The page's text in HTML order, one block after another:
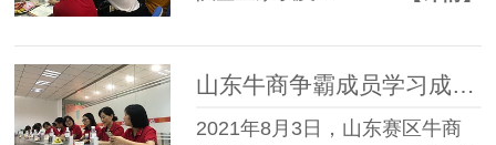
山东牛商争霸成员学习成果交流会，一起更上新台阶-瑞普特换热装备
2021年8月3日，山东赛区牛商